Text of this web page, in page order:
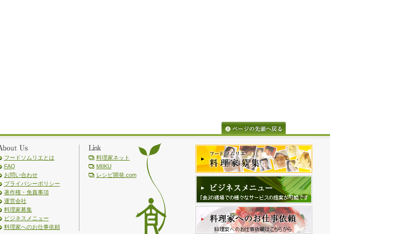
フードソムリエとは
FAQ
お問い合わせ
プライバシーポリシー
著作権・免責事項
運営会社
料理家募集
ビジネスメニュー
料理家へのお仕事依頼
料理家ネット
MIIKU
レシピ開発.com